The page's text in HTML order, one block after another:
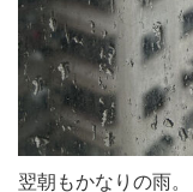
翌朝もかなりの雨。